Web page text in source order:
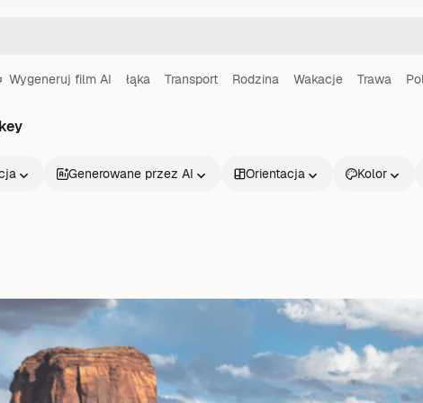
Wygeneruj film AI łąka Transport Rodzina Wakacje Trawa
Generowane przez AI Orientacja Kolor
Produkty Zacznij